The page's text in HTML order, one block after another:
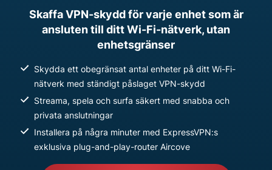
Skaffa VPN-skydd för varje enhet som är
ansluten till ditt Wi-Fi-nätverk, utan
enhetsgränser
Skydda ett obegränsat antal enheter på ditt Wi-Fi-
nätverk med ständigt påslaget VPN-skydd
Streama, spela och surfa säkert med snabba och
privata anslutningar
Installera på några minuter med ExpressVPN:s
exklusiva plug-and-play-router Aircove